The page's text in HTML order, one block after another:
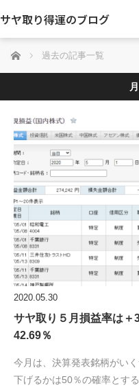
サヤ取り得運のブログ
ホーム 過去の記事一覧
2020.05.30
サヤ取り５月損益率は
42.69％
今月は、決算発表銘柄がい
下げるかは50％の確率とす